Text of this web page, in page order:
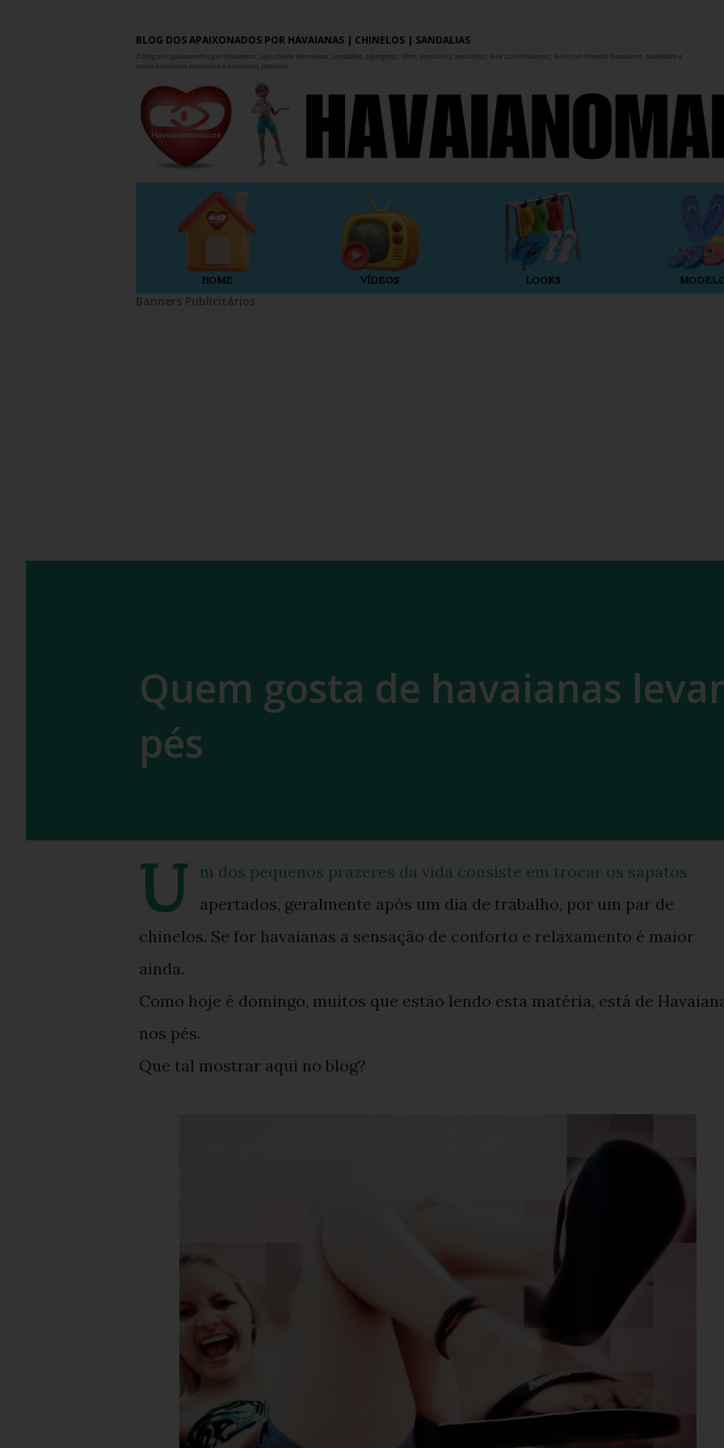
BLOG DOS APAIXONADOS POR HAVAIANAS | CHINELOS | SANDÁLIAS
O blog dos apaixonados por havaianas, seja chinelo havaianas, sandálias, alpargatas, tênis, acessórios, vestuários, look com havaianas, look com chinelos havaianas, novidades e
moda havaianas masculina e havaianas feminina.
HOME VÍDEOS LOOKS
Banners Publicitários
Quem gosta de havaianas
pés
U
m dos pequenos prazeres da vida consiste em trocar os sapatos
apertados, geralmente após um dia de trabalho, por um par de
chinelos. Se for havaianas a sensação de conforto e relaxamento é maior
ainda.
Como hoje é domingo, muitos que estão lendo esta matéria, está de
nos pés.
Que tal mostrar aqui no blog?